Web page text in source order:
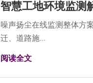
智慧工地环境监测
噪声扬尘在线监测整体方
迁、道路施…
阅读全文